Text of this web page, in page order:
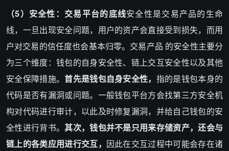
（5）安全性：交易平台的底线安全性是交易产品的生命
线，一旦出现安全问题，用户的资产会直接受到损失，而用
户对交易的信任度也会基本归零。交易产品 的安全性主要分
为三个维度：钱包的自身安全性、链上交互安全性以及其他
安全保障措施。首先是钱包自身安全性， 指的是钱包本身的
代码是否有漏洞或问题。一般钱包平台方会找第三方安全机
构对代码进行审计，以此及时修复漏洞，并给自己钱包的安
全性进行背书。其次，钱包并不是只用来存储资产，还会与
链上的各类应用进行交互， 因此在交互过程中可能会存在诸